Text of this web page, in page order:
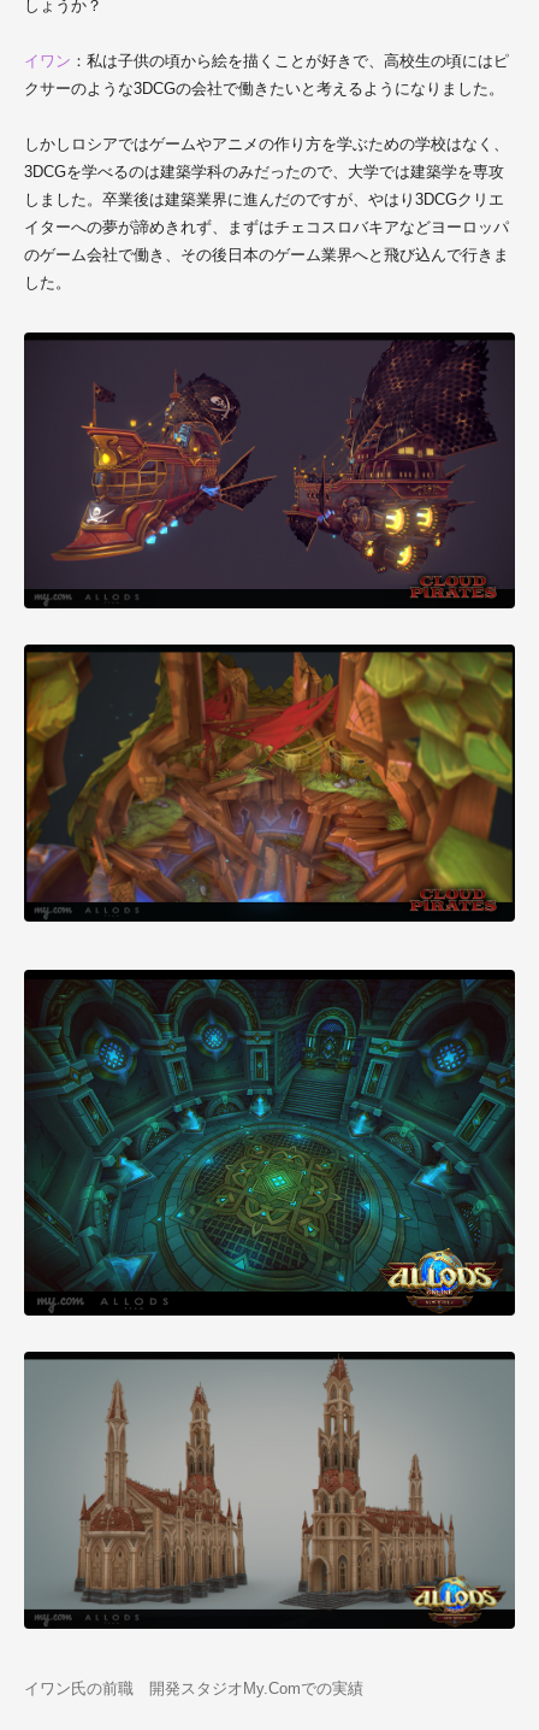
しょうか？
イワン ：私は子供の頃から絵を描くことが好きで、高校生の頃にはピ
クサーのような3DCGの会社で働きたいと考えるようになりました。
しかしロシアではゲームやアニメの作り方を学ぶための学校はなく、
3DCGを学べるのは建築学科のみだったので、大学では建築学を専攻
しました。卒業後は建築業界に進んだのですが、やはり3DCGクリエ
イターへの夢が諦めきれず、まずはチェコスロバキアなどヨーロッパ
のゲーム会社で働き、その後日本のゲーム業界へと飛び込んで行きま
した。
イワン氏の前職 開発スタジオMy.Comでの実績